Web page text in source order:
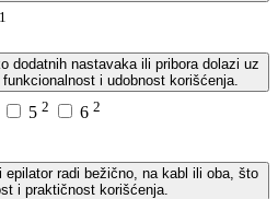
1
dodatnih nastavaka ili pribora dolazi uz
i udobnost korišćenja.
5 2 6 2
epilator radi bežično, na kabl ili oba, što
i praktičnost korišćenja.